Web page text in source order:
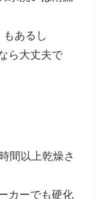
あるし
ら大丈夫で
間以上乾燥さ
カーでも硬化